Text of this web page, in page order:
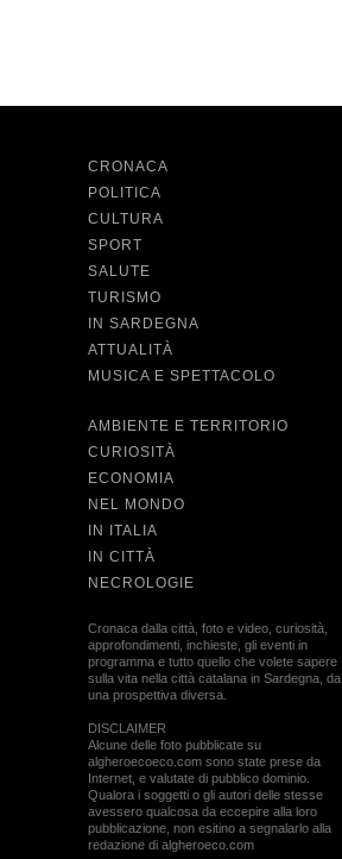
CRONACA
POLITICA
CULTURA
SPORT
SALUTE
TURISMO
IN SARDEGNA
ATTUALITÀ
MUSICA E SPETTACOLO
AMBIENTE E TERRITORIO
CURIOSITÀ
ECONOMIA
NEL MONDO
IN ITALIA
IN CITTÀ
NECROLOGIE
Cronaca dalla città, foto e video, curiosità,
approfondimenti, inchieste, gli eventi in
programma e tutto quello che volete sapere
sulla vita nella città catalana in Sardegna, da
una prospettiva diversa.
DISCLAIMER
Alcune delle foto pubblicate su
algheroecoeco.com sono state prese da
Internet, e valutate di pubblico dominio.
Qualora i soggetti o gli autori delle stesse
avessero qualcosa da eccepire alla loro
pubblicazione, non esitino a segnalarlo alla
redazione di algheroeco.com